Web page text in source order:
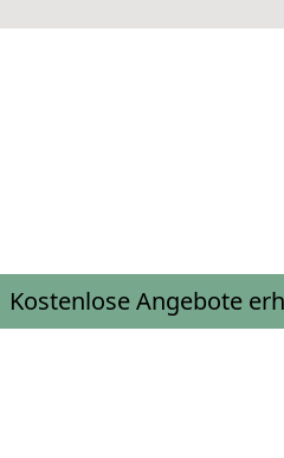
Kostenlose Angebote